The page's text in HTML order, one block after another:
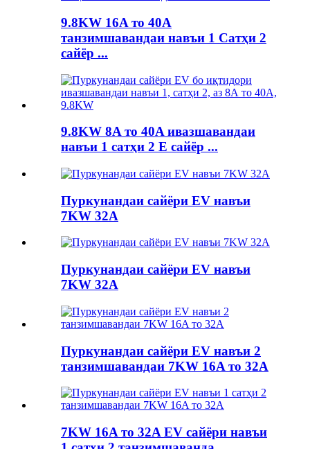
9.8KW 16A то 40A
танзимшавандаи навъи 1 Сатҳи 2
сайёр ...
9.8KW 8A то 40A ивазшавандаи
навъи 1 сатҳи 2 E сайёр ...
Пуркунандаи сайёри EV навъи
7KW 32A
Пуркунандаи сайёри EV навъи
7KW 32A
Пуркунандаи сайёри EV навъи 2
танзимшавандаи 7KW 16A то 32A
7KW 16A то 32A EV сайёри навъи